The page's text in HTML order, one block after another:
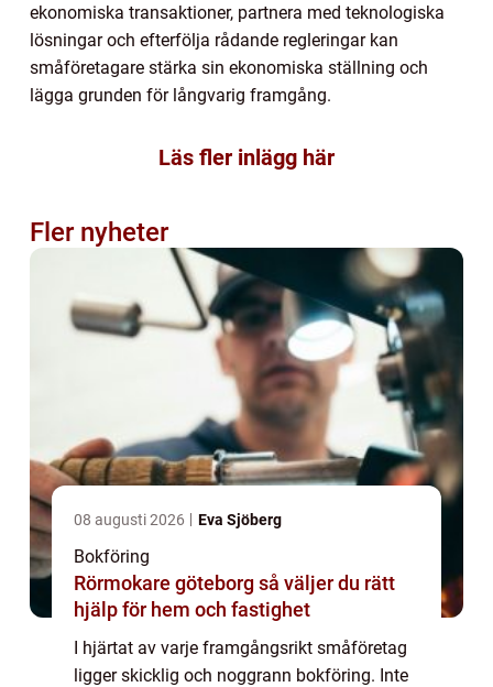
ekonomiska transaktioner, partnera med teknologiska
lösningar och efterfölja rådande regleringar kan
småföretagare stärka sin ekonomiska ställning och
lägga grunden för långvarig framgång.
Läs fler inlägg här
Fler nyheter
08 augusti 2026 Eva Sjöberg
Bokföring
Rörmokare göteborg så väljer du rätt
hjälp för hem och fastighet
I hjärtat av varje framgångsrikt småföretag
ligger skicklig och noggrann bokföring. Inte